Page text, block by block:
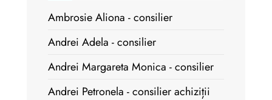
Ambrosie Aliona - consilier
Andrei Adela - consilier
Andrei Margareta Monica - consilier
Andrei Petronela - consilier achiziții